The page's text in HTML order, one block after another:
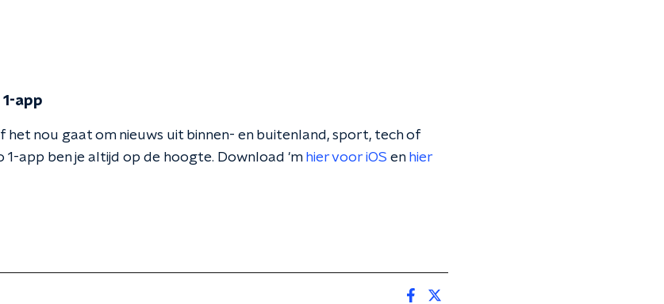
1-app
het nou gaat om nieuws uit binnen- en buitenland, sport, tech of
1-app ben je altijd op de hoogte. Download 'm hier voor iOS en hier